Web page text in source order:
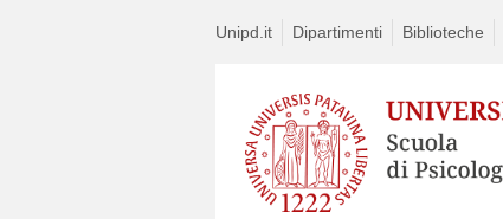
Unipd.it Dipartimenti Biblioteche